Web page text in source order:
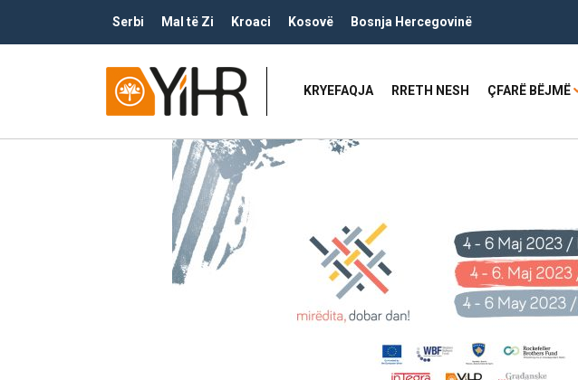
Serbi Mal të Zi Kroaci Kosovë Bosnja Hercegovinë
KRYEFAQJA RRETH NESH ÇFARË BËJMË